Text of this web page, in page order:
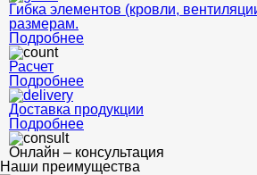
Гибка элементов (кровли,
размерам.
Подробнее
Расчет
Подробнее
Доставка продукции
Подробнее
Онлайн – консультация
Наши преимущества